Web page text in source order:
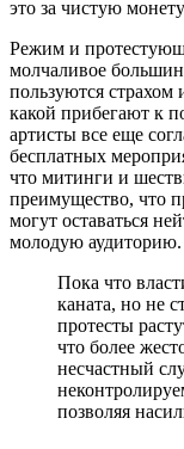
это за чистую монету
Режим и
молчаливое
пользуются
какой прибегают к
артисты все еще
бесплатных
что митинги и
преимущество, что
могут оставаться
молодую аудиторию.
Пока что
каната, но не
протесты
что более
несчастный
позволяя